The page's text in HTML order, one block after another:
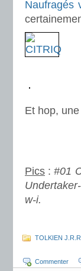
Naufragés
Et hop,
Pics :#01
w-i.
TOLKIEN J.R.R.
Commenter